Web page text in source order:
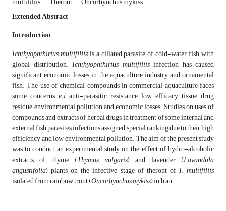
Extended Abstract
Introduction
Ichthyophthirius multifiliisis a ciliated parasite of cold-water fish with
global distribution. Ichthyophthirius multifiliisinfection has caused
significant economic losses in the aquaculture industry and ornamental
fish. The use of chemical compounds in commercial aquaculture faces
some concerns,e.i anti-parasitic resistance, low efficacy, tissue drug
residue, environmental pollution and economic losses. Studies on uses of
compounds and extracts of herbal drugs in treatment of some internal and
external fish parasites infections assigned special ranking due to their high
efficiency and low environmental pollution. The aim of the present study
was to conduct an experimental study on the effect of hydro-alcoholic
extracts of thyme (Thymus vulgaris) and lavender (Lavandula
angustifolia) plants on the infective stage of theront of I. multifiliis
isolated from rainbow trout (Oncorhynchus mykiss) in Iran.